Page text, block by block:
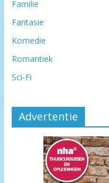
Familie
Fantasie
Komedie
Romantiek
Sci-Fi
Advertentie